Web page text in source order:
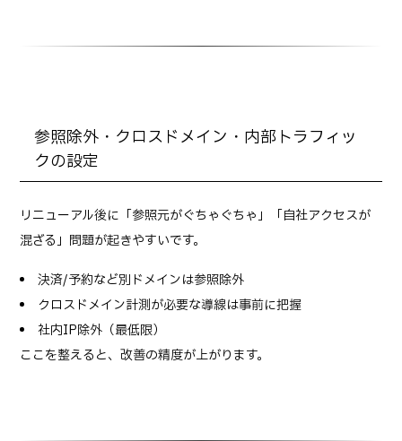
参照除外・クロスドメイン・内部トラフィッ
クの設定
リニューアル後に「参照元がぐちゃぐちゃ」「自社アクセスが
混ざる」問題が起きやすいです。
決済/予約など別ドメインは参照除外
クロスドメイン計測が必要な導線は事前に把握
社内IP除外（最低限）
ここを整えると、改善の精度が上がります。